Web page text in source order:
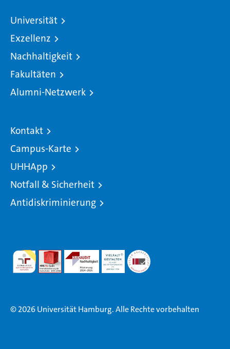
Universität
Exzellenz
Nachhaltigkeit
Fakultäten
Alumni-Netzwerk
Kontakt
Campus-Karte
UHHApp
Notfall & Sicherheit
Antidiskriminierung
© 2026 Universität Hamburg. Alle Rechte vorbehalten